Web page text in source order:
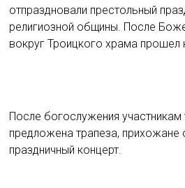
отпраздновали престольный
религиозной общины. После
вокруг Троицкого храма прошел
После богослужения
предложена трапеза, прихожане
праздничный концерт.